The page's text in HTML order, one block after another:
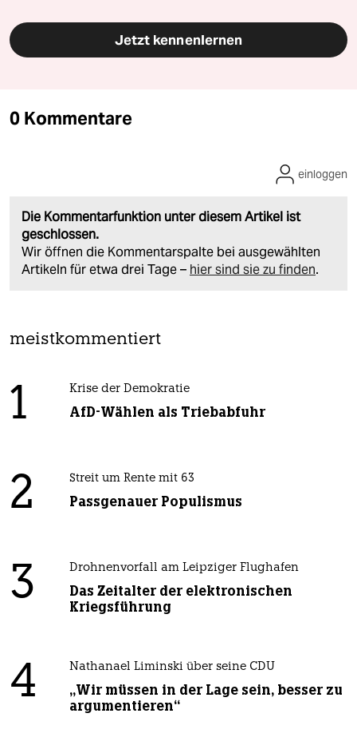
Jetzt kennenlernen
0 Kommentare
Die Kommentarfunktion unter diesem Artikel ist
geschlossen.
Wir öffnen die Kommentarspalte bei ausgewählten
Artikeln für etwa drei Tage – hier sind sie zu finden.
einloggen
meistkommentiert
1 Krise der Demokratie
AfD-Wählen als Triebabfuhr
2 Streit um Rente mit 63
Passgenauer Populismus
3 Drohnenvorfall am Leipziger Flughafen
Das Zeitalter der elektronischen
Kriegsführung
4 Nathanael Liminski über seine CDU
„Wir müssen in der Lage sein, besser zu
argumentieren“